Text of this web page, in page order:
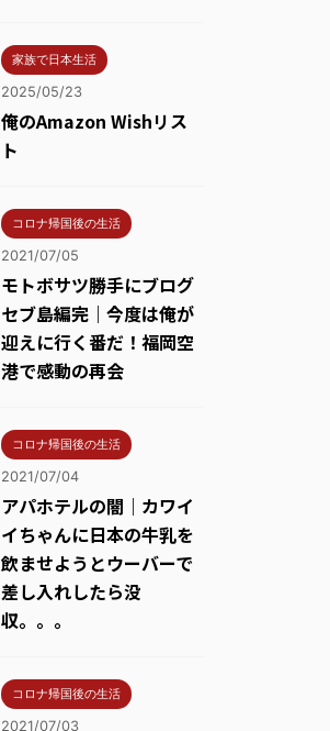
家族で日本生活
2025/05/23
俺のAmazon Wishリス
ト
コロナ帰国後の生活
2021/07/05
モトボサツ勝手にブログ
セブ島編完｜今度は俺が
迎えに行く番だ！福岡空
港で感動の再会
コロナ帰国後の生活
2021/07/04
アパホテルの闇｜カワイ
イちゃんに日本の牛乳を
飲ませようとウーバーで
差し入れしたら没
収。。。
コロナ帰国後の生活
2021/07/03